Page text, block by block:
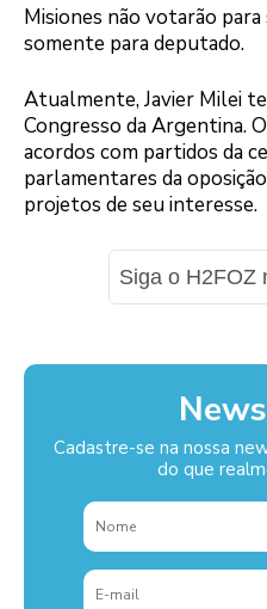
Misiones não votarão
somente para deputado.
Atualmente, Javier Milei
Congresso da Argentina.
acordos com partidos da
parlamentares da
projetos de seu interesse.
Siga o H2FOZ
Cadastre-se na nossa
do que